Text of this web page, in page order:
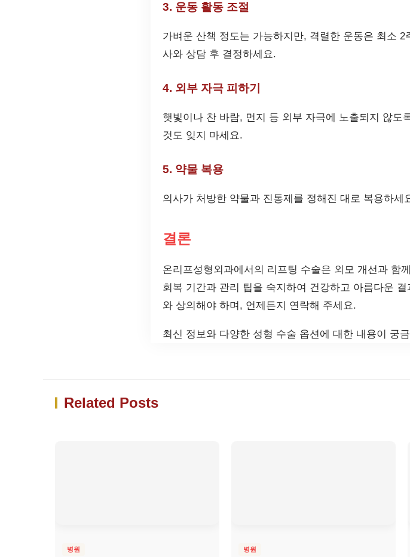
3. 운동 활동 조절
가벼운 산책 정도는 가능하지만, 격렬한 운동은 최소
사와 상담 후 결정하세요.
4. 외부 자극 피하기
햇빛이나 찬 바람, 먼지 등 외부 자극에 노출되지 않
것도 잊지 마세요.
5. 약물 복용
의사가 처방한 약물과 진통제를 정해진 대로 복용하
결론
온리프성형외과에서의 리프팅 수술은 외모 개선과 함
회복 기간과 관리 팁을 숙지하여 건강하고 아름다운
와 상의해야 하며, 언제든지 연락해 주세요.
최신 정보와 다양한 성형 수술 옵션에 대한 내용이 궁
Related Posts
병원 병원